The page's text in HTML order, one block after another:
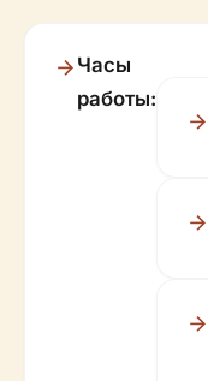
Часы
работы: